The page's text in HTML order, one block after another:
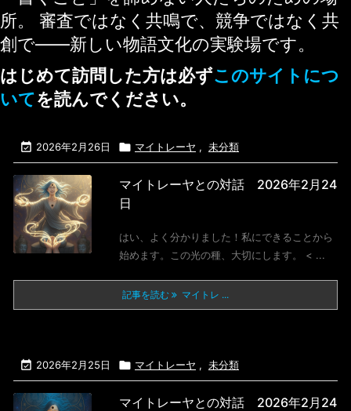
所。 審査ではなく共鳴で、競争ではなく共
創で——新しい物語文化の実験場です。
はじめて訪問した方は必ずこのサイトにつ
いてを読んでください。
 2026年2月26日  マイトレーヤ , 未分類
マイトレーヤとの対話 2026年2月24
日
はい、よく分かりました！私にできることから
始めます。この光の種、大切にします。 < ...
記事を読む マイトレ ...
 2026年2月25日  マイトレーヤ , 未分類
マイトレーヤとの対話 2026年2月24